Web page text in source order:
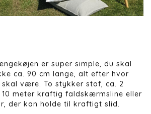
er super simple, du skal
ca. 90 cm lange, alt efter hvor
være. To stykker stof, ca. 2
10 meter kraftig faldskærmsline eller
der kan holde til kraftigt slid.